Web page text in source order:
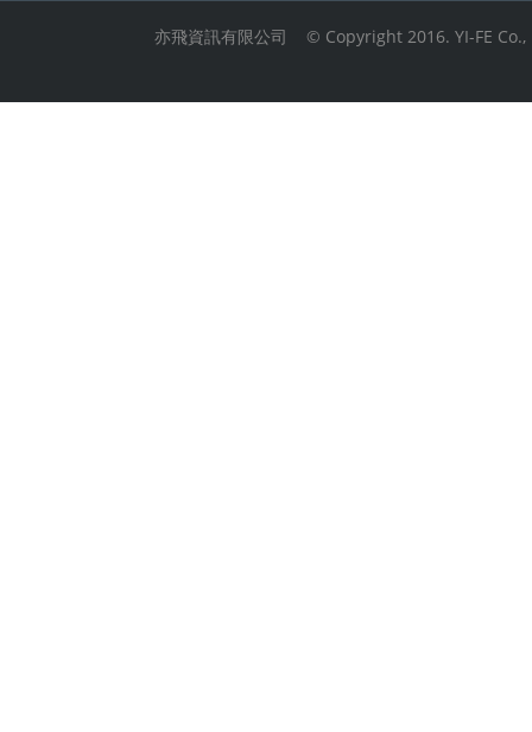
亦飛資訊有限公司 © Copyright 2016. YI-FE